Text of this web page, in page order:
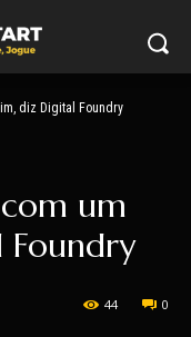
diz Digital Foundry
um
Foundry
0
44